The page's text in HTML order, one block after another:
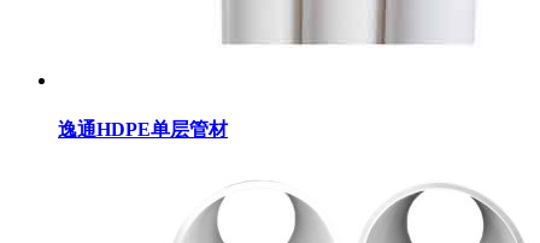
逸通HDPE单层管材